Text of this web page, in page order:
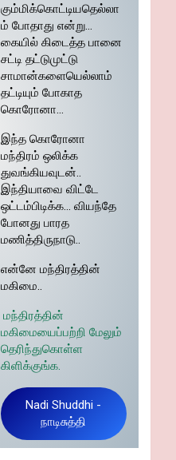
கும்மிக்கொட்டியதெல்லா
ம் போதாது என்று…
கையில் கிடைத்த பானை
சட்டி தட்டுமுட்டு
சாமான்களையெல்லாம்
தட்டியும் போகாத
கொரோனா…
இந்த கொரோனா
மந்திரம் ஒலிக்க
துவங்கியவுடன்..
இந்தியாவை விட்டே
ஒட்டம்பிடிக்க… வியந்தே
போனது பாரத
மணித்திருநாடு..
என்னே மந்திரத்தின்
மகிமை..
மந்திரத்தின்
மகிமையைப்பற்றி மேலும்
தெரிந்துகொள்ள
கிளிக்குங்க.
Nadi Shuddhi -
நாடிசுத்தி